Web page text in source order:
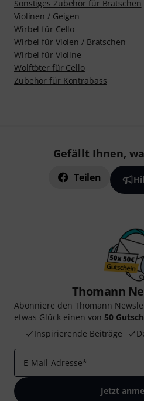
Sonstiges Zubehör für Bratschen
Violinen / Geigen
Wirbel für Cello
Wirbel für Violen / Bratschen
Wirbel für Violine
Wolftöter für Cello
Zubehör für Kontrabass
Gefällt Ihnen,
Teilen
Thomann
Abonniere den Thomann
etwas Glück einen von 50
Inspirierende Beiträge
E-Mail-Adresse*
Jetzt